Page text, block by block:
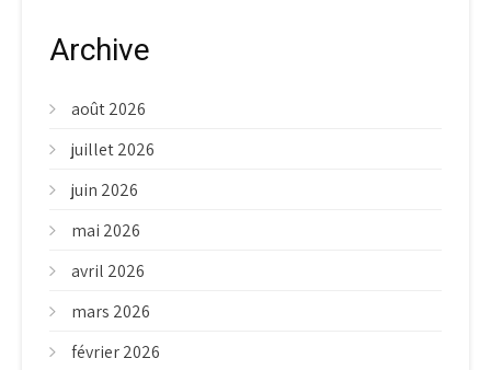
Archive
août 2026
juillet 2026
juin 2026
mai 2026
avril 2026
mars 2026
février 2026